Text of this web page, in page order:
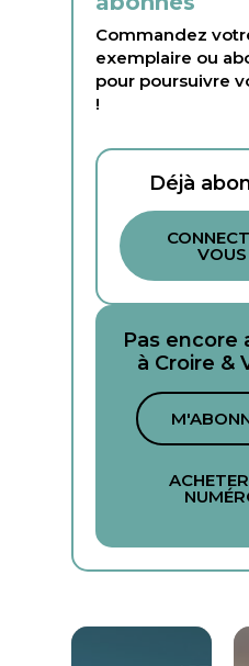
Commandez
exemplaire ou
pour poursuivre
!
Déjà
VOUS
Pas encore
à Croire &